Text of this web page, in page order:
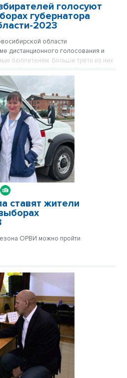
голосуют
губернатора
2023
области
дистанционного голосования и
бюллетеням. Больше трети из них
губернатора Новосибирской
ставят жители
ОРВИ можно пройти